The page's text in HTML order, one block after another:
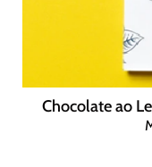
Chocolate ao